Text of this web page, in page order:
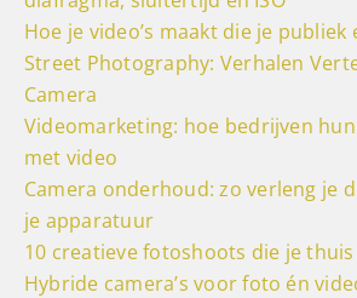
Hoe je video’s maakt die je publiek
Street Photography: Verhalen
Camera
Videomarketing: hoe bedrijven
met video
Camera onderhoud: zo verleng je
je apparatuur
10 creatieve fotoshoots die je
Hybride camera’s voor foto én